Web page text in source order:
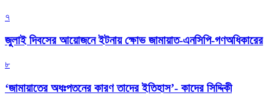
৭
জুলাই দিবসের আয়োজনে ইটনায় ক্ষোভ জামায়াত-এনসিপি-গণঅধিকারের
৮
‘জামায়াতের অধঃপতনের কারণ তাদের ইতিহাস’- কাদের সিদ্দিকী